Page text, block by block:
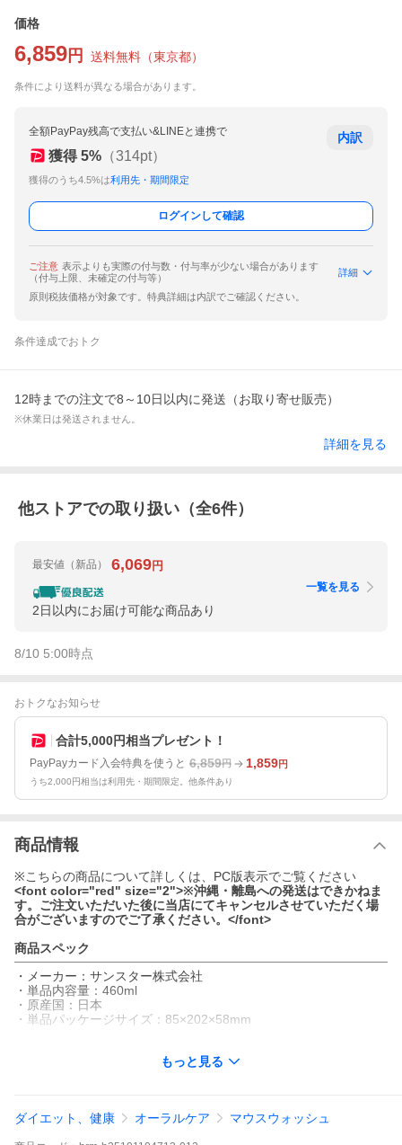
価格
6,859 円 送料無料 （東京都）
条件により送料が異なる場合があります。
全額PayPay残高で支払い&LINEと連携で
獲得 5% （314pt）
獲得のうち4.5%は利用先・期間限定
内訳
ログインして確認
ご注意 表示よりも実際の付与数・付与率が少ない場合があります
（付与上限、未確定の付与等）
詳細
原則税抜価格が対象です。特典詳細は内訳でご確認ください。
条件達成でおトク
12時までの注文で8～10日以内に発送（お取り寄せ販売）
※休業日は発送されません。
詳細を見る
他ストアでの取り扱い（全6件）
最安値 （新品） 6,069円
2日以内にお届け可能な商品あり
一覧を見る
8/10 5:00時点
おトクなお知らせ
合計5,000円相当プレゼント！
PayPayカード入会特典を使うと 6,859円 1,859円
うち2,000円相当は利用先・期間限定。他条件あり
商品情報
※こちらの商品について詳しくは、PC版表示でご覧ください
<font color="red" size="2">※沖縄・離島への発送はできかねま
す。ご注文いただいた後に当店にてキャンセルさせていただく場
合がございますのでご了承ください。</font>
商品スペック
・メーカー：サンスター株式会社
・単品内容量：460ml
・原産国：日本
・単品パッケージサイズ：85×202×58mm
もっと見る
ダイエット、健康 オーラルケア マウスウォッシュ